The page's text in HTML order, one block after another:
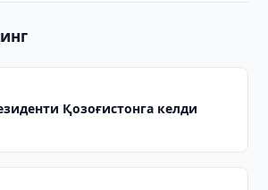
Қозоғистонга келди